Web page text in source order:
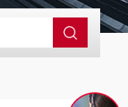
E3Z-BOMRON放大器